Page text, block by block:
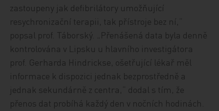
zastoupeny jak defibrilátory umožňující
resychronizační terapii, tak přístroje bez ní,“
popsal prof. Táborský. „Přenášená data byla denně
kontrolována v Lipsku u hlavního investigátora
prof. Gerharda Hindrickse, ošetřující lékař měl
informace k dispozici jednak bezprostředně a
jednak sekundárně z centra,“ dodal s tím, že
přenos dat probíhá každý den v nočních hodinách.